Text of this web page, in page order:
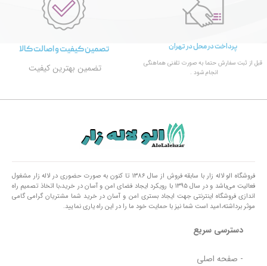
پرداخت در محل در تهران
قبل از ثبت سفارش حتما به صورت تلفنی هماهنگی
انجام شود .
تصمین کیفیت و اصالت کالا
تضمین بهترین کیفیت
فروشگاه الو لاله زار با سابقه فروش از سال ۱۳۸۶ تا کنون به صورت حضوری در لاله زار مشغول
فعالیت می‌باشد و در سال ۱۳۹۵ با رویکرد ایجاد فضای امن و آسان در خرید،با اتخاذ تصمیم راه
اندازی فروشگاه اینترنتی جهت ایجاد بستری امن و آسان در خرید شما مشتریان گرامی گامی
موثر برداشته،امید است شما نیز با حمایت خود ما را در این راه یاری نمایید.
دسترسی سریع
- صفحه اصلی